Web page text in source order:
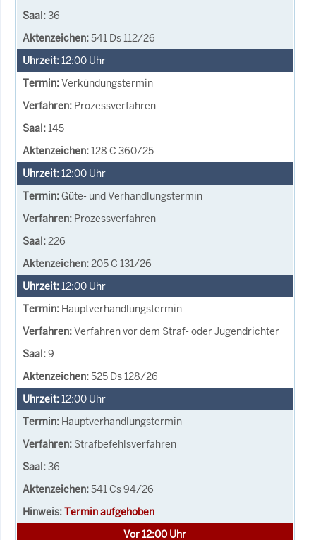
36
541 Ds 112/26
12:00 Uhr
Verkündungstermin
Prozessverfahren
145
128 C 360/25
12:00 Uhr
Güte- und Verhandlungstermin
Prozessverfahren
226
205 C 131/26
12:00 Uhr
Hauptverhandlungstermin
Verfahren vor dem Straf- oder Jugendrichter
9
525 Ds 128/26
12:00 Uhr
Hauptverhandlungstermin
Strafbefehlsverfahren
36
541 Cs 94/26
Termin aufgehoben
Vor 12:00 Uhr